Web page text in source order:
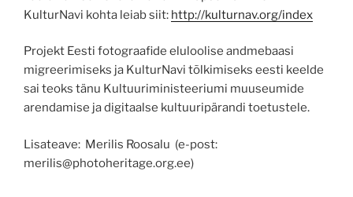
KulturNavi kohta leiab siit: http://kulturnav.org/index
Projekt Eesti fotograafide eluloolise andmebaasi
migreerimiseks ja KulturNavi tõlkimiseks eesti keelde
sai teoks tänu Kultuuriministeeriumi muuseumide
arendamise ja digitaalse kultuuripärandi toetustele.
Lisateave: Merilis Roosalu (e-post:
merilis@photoheritage.org.ee)